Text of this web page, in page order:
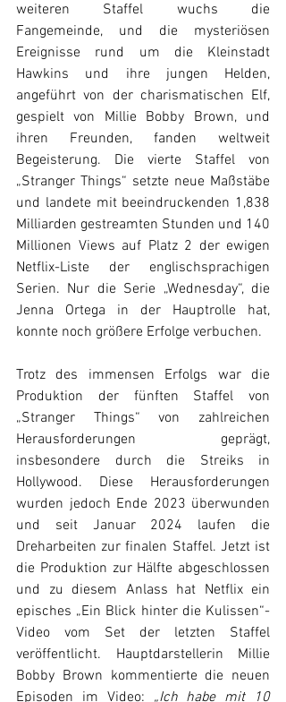
weiteren Staffel wuchs die
Fangemeinde, und die mysteriösen
Ereignisse rund um die Kleinstadt
Hawkins und ihre jungen Helden,
angeführt von der charismatischen Elf,
gespielt von Millie Bobby Brown, und
ihren Freunden, fanden weltweit
Begeisterung. Die vierte Staffel von
„Stranger Things“ setzte neue Maßstäbe
und landete mit beeindruckenden 1,838
Milliarden gestreamten Stunden und 140
Millionen Views auf Platz 2 der ewigen
Netflix-Liste der englischsprachigen
Serien. Nur die Serie „Wednesday“, die
Jenna Ortega in der Hauptrolle hat,
konnte noch größere Erfolge verbuchen.
Trotz des immensen Erfolgs war die
Produktion der fünften Staffel von
„Stranger Things“ von zahlreichen
Herausforderungen geprägt,
insbesondere durch die Streiks in
Hollywood. Diese Herausforderungen
wurden jedoch Ende 2023 überwunden
und seit Januar 2024 laufen die
Dreharbeiten zur finalen Staffel. Jetzt ist
die Produktion zur Hälfte abgeschlossen
und zu diesem Anlass hat Netflix ein
episches „Ein Blick hinter die Kulissen“-
Video vom Set der letzten Staffel
veröffentlicht. Hauptdarstellerin Millie
Bobby Brown kommentierte die neuen
Episoden im Video: „Ich habe mit 10